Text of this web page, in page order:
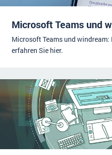
Microsoft Teams und
Microsoft Teams und windream:
erfahren Sie hier.